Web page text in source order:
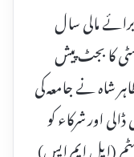
مالی سال
کا بجٹ پیش
شاہ نے جامعہ کی
اور شرکاء کو
(ایل ایم ایس)